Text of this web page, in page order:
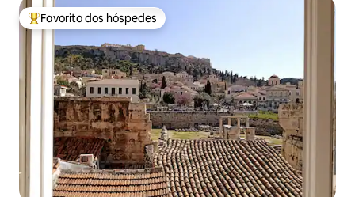
Favoritos dos hóspedes mais apreciados
Favorito dos hóspedes